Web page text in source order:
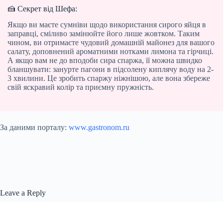
🍰 Секрет від Шефа:
Якщо ви маєте сумніви щодо використання сирого яйця в
заправці, сміливо замінюйте його лише жовтком. Таким
чином, ви отримаєте чудовий домашній майонез для вашого
салату, доповнений ароматними нотками лимона та гірчиці.
А якщо вам не до вподоби сира спаржа, її можна швидко
бланшувати: занурте пагони в підсолену киплячу воду на 2-
3 хвилини. Це зробить спаржу ніжнішою, але вона збереже
свій яскравий колір та приємну пружність.
За даними порталу: www.gastronom.ru
Leave a Reply